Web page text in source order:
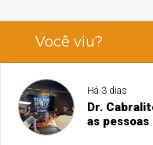
Você viu?
Há 3 dias
Dr.
as pessoas